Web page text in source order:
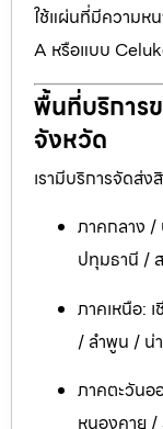
ใช้แผ่นที่มีความห
A หรือแบบ
พื้นที่บริการ
จังหวัด
เรามีบริการจัดส่
ภาคกลาง
ปทุมธานี /
ภาคเหนือ:
/ ลำพูน / น่
ภาคตะวันอ
หนองคาย /